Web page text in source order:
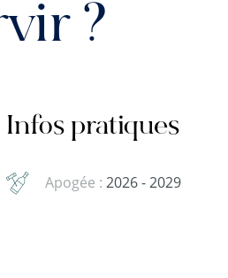
?
Infos pratiques
Apogée : 2026 - 2029